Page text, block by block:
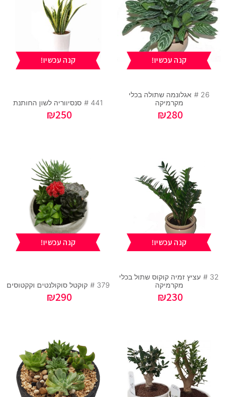
26 #
אגלונמה שתולה בכלי
מקרמיקה
₪280
קנה עכשיו!
441 # סנסיווריה לשון החותנת
₪250
קנה עכשיו!
32 #
עציץ זמיה קוקוס שתול בכלי
מקרמיקה
₪230
קנה עכשיו!
379 # קוקטל סוקולנטים וקקטוסים
₪290
קנה עכשיו!